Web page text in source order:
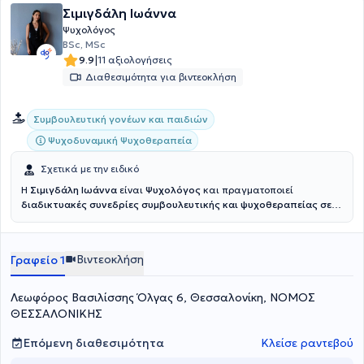
Σιμιγδάλη Ιωάννα
Ψυχολόγος
BSc, MSc
9.9|11 αξιολογήσεις
Διαθεσιμότητα για βιντεοκλήση
Συμβουλευτική γονέων και παιδιών
Ψυχοδυναμική Ψυχοθεραπεία
Σχετικά με την ειδικό
Η Σιμιγδάλη Ιωάννα είναι Ψυχολόγος και πραγματοποιεί
διαδικτυακές συνεδρίες συμβουλευτικής και ψυχοθεραπείας σε
Ιωαννίνων (2022), με άδεια ασκήσεως επαγγέλματος. Είναι
του τμήματος Ιατρικής του Αριστοτελείου Πανεπιστημίου
Θεσσαλονίκης (2025) και έχει ολοκληρώσει τριετές εκπαιδευτικό
πρόγραμμα στην Ψυχοδυναμική Προσέγγιση (2022–2025),
πιστοποιημένο από την Ελληνική Συμβουλευτική Εταιρεία. Διατηρεί
σταθερή προσήλωση στη διαρκή εκπαίδευση και την
επαγγελματική εξέλιξη, έχοντας παρακολουθήσει πληθώρα
σεμιναρίων, webinars και εξειδικευμένων προγραμμάτων
Γραφείο 1 Βιντεοκλήση
Λεωφόρος Βασιλίσσης Όλγας 6, Θεσσαλονίκη, ΝΟΜΟΣ
ΘΕΣΣΑΛΟΝΙΚΗΣ
Επόμενη διαθεσιμότητα
Κλείσε ραντεβού